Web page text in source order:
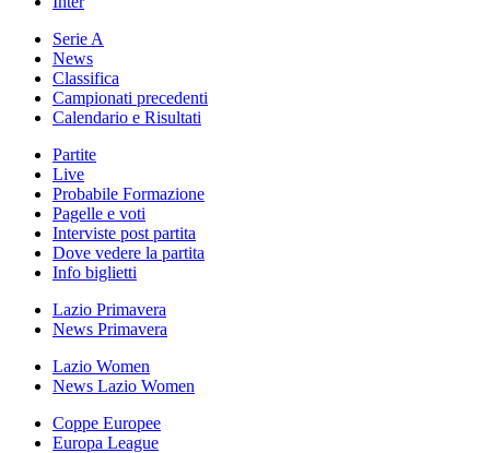
Serie A
News
Classifica
Campionati precedenti
Calendario e Risultati
Partite
Live
Probabile Formazione
Pagelle e voti
Interviste post partita
Dove vedere la partita
Info biglietti
Lazio Primavera
News Primavera
Lazio Women
News Lazio Women
Coppe Europee
Europa League